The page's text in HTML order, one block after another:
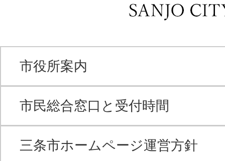
市役所案内
市民総合窓口と受付時間
三条市ホームページ運営方針